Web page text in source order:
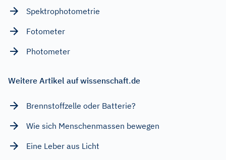
Spektrophotometrie
Fotometer
Photometer
Weitere Artikel auf wissenschaft.de
Brennstoffzelle oder Batterie?
Wie sich Menschenmassen bewegen
Eine Leber aus Licht